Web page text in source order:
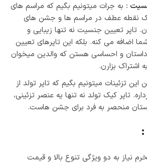
: به جرات میتونیم بگیم که مراسم های
نقطه عطف در مراسم ها و جشن های
تاپر تعیین جنسیت نه تنها زیبایی و
اضافه می کنه. بلکه این تاپرهای تعیین
و احساسی هستن که والدین میخوان
بزارن.
این تزئینات میتونیم بگیم که تاپر تولد از
تاپر کیک تولد نه تنها یه عنصر تزئینی،
منحصر به فرد برای جشن هاست.
نیاز به دو ویژگی تنوع بالا و قیمت